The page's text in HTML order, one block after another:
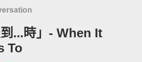
到...時」- When It
To